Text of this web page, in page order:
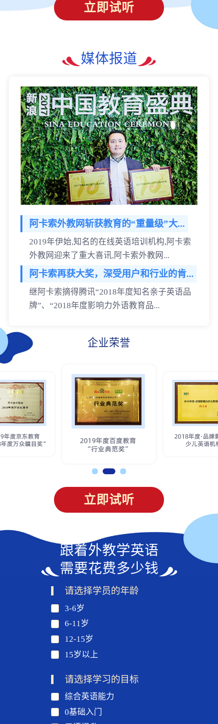
立即试听
媒体报道
阿卡索外教网斩获教育的“重量级”大...
2019年伊始,知名的在线英语培训机构,阿卡索
外教网迎来了重大喜讯,阿卡索外教网...
阿卡索再获大奖，深受用户和行业的肯...
继阿卡索摘得腾讯“2018年度知名亲子英语品
牌”、“2018年度影响力外语教育品...
企业荣誉
立即试听
跟着外教学英语
需要花费多少钱
请选择学员的年龄
3-6岁
6-11岁
12-15岁
15岁以上
请选择学习的目标
综合英语能力
0基础入门